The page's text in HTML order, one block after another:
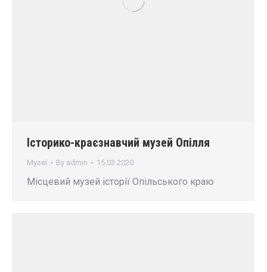
Історико-краєзнавчий музей Опілля
Музеї By admin 15.03.2020
Місцевий музей історії Опільського краю